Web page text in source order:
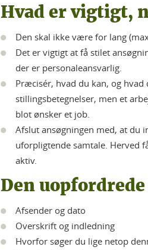
Hvad er vigtigt,
Den skal ikke være for lang
Det er vigtigt at få stilet
der er personaleansvarlig.
Præcisér, hvad du kan, og
stillingsbetegnelser, men et
blot ønsker et job.
Afslut ansøgningen med, at du
uforpligtende samtale. Herved
aktiv.
Den
Afsender og dato
Overskrift og indledning
Hvorfor søger du lige netop